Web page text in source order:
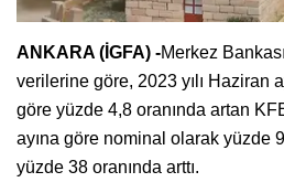
ANKARA (İGFA) -Merkez
verilerine göre, 2023 yılı Haziran
göre yüzde 4,8 oranında artan
ayına göre nominal olarak yüzde
yüzde 38 oranında arttı.